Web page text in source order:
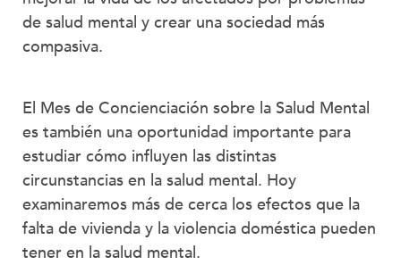
de salud mental y crear una sociedad más
compasiva.
El Mes de Concienciación sobre la Salud Mental
es también una oportunidad importante para
estudiar cómo influyen las distintas
circunstancias en la salud mental. Hoy
examinaremos más de cerca los efectos que la
falta de vivienda y la violencia doméstica pueden
tener en la salud mental.